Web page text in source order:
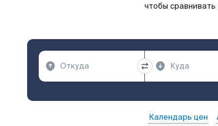
чтобы
Календарь цен